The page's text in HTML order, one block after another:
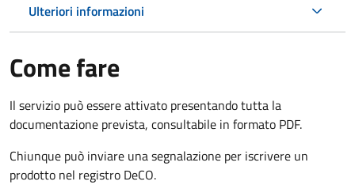
Ulteriori informazioni
Come fare
Il servizio può essere attivato presentando tutta la
documentazione prevista, consultabile in formato PDF.
Chiunque può inviare una segnalazione per iscrivere un
prodotto nel registro DeCO.